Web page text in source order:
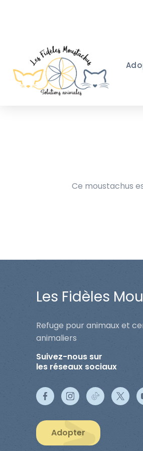
Ce moustachus
Les Fidèles
Refuge pour animaux et
animaliers
Suivez-nous sur
les réseaux sociaux
Adopter